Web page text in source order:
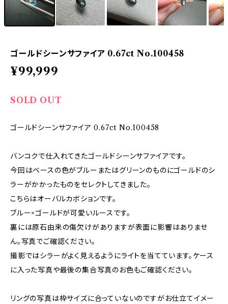
ゴールドシーンサファイア 0.67ct No.100458
¥99,999
SOLD OUT
ゴールドシーンサファイア 0.67ct No.100458
バンコクで仕入れてきたゴールドシーンサファイアです。
今回はベースの色がブルーまたはグリーンのものにゴールドのシ
ラーがかかったものをセレクトしてきました。
こちらはオーバルカボションです。
ブルー×ゴールドが可愛いルースです。
裏には原石由来の傷欠けがありますが表面に影響はありませ
ん。写真でご確認ください。
撮影ではシラーがよく見えるようにライトを当てています。ケース
に入った写真や最後の集合写真のお色もご確認ください。
リングの写真は枠サイズに合っていないのですがお仕立てイメー